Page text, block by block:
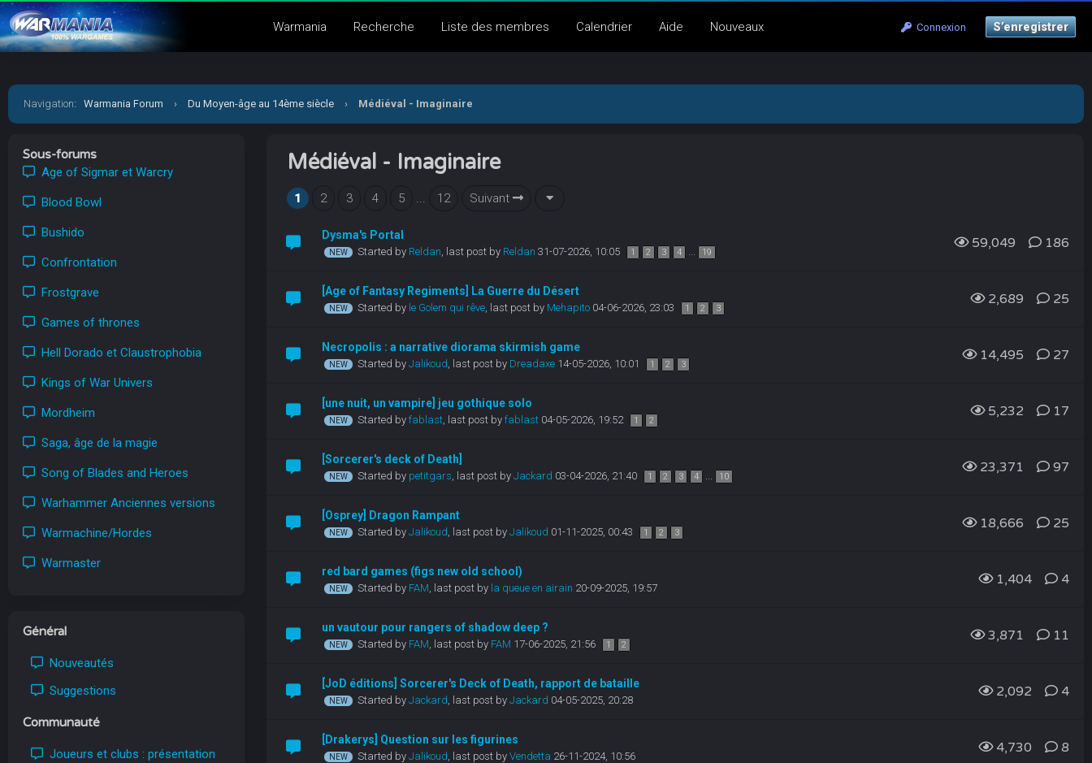
Connexion S’enregistrer
Warmania Recherche Liste des membres Calendrier Aide Nouveaux
Navigation: Warmania Forum › Du Moyen-âge au 14ème siècle › Médiéval - Imaginaire
Sous-forums
Age of Sigmar et Warcry
Blood Bowl
Bushido
Confrontation
Frostgrave
Games of thrones
Hell Dorado et Claustrophobia
Kings of War Univers
Mordheim
Saga, âge de la magie
Song of Blades and Heroes
Warhammer Anciennes versions
Warmachine/Hordes
Warmaster
Général
Nouveautés
Suggestions
Communauté
Joueurs et clubs : présentation
Médiéval - Imaginaire
1 2 3 4 5 ... 12 Suivant
Dysma's Portal
Started by Reldan, last post by Reldan 31-07-2026, 10:05 1 2 3 4 ... 19
59,049 186
[Age of Fantasy Regiments] La Guerre du Désert
Started by le Golem qui rêve, last post by Mehapito 04-06-2026, 23:03 1 2 3
2,689 25
Necropolis : a narrative diorama skirmish game
Started byJalikoud, last post by Dreadaxe 14-05-2026, 10:01 1 2 3
14,495 27
[une nuit, un vampire] jeu gothique solo
Started byfablast, last post byfablast 04-05-2026, 19:52 1 2
5,232 17
[Sorcerer's deck of Death]
Started by petitgars, last post byJackard 03-04-2026, 21:40 1 2 3 4 ... 10
23,371 97
[Osprey] Dragon Rampant
Started byJalikoud, last post byJalikoud 01-11-2025, 00:43 1 2 3
18,666 25
red bard games (figs new old school)
Started by FAM, last post by la queue en airain 20-09-2025, 19:57
1,404 4
un vautour pour rangers of shadow deep ?
Started by FAM, last post by FAM 17-06-2025, 21:56 1 2
3,871 11
[JoD éditions] Sorcerer's Deck of Death, rapport de bataille
Started byJackard, last post byJackard 04-05-2025, 20:28
2,092 4
[Drakerys] Question sur les figurines
Started byJalikoud, last post byVendetta 26-11-2024, 10:56
4,730 8